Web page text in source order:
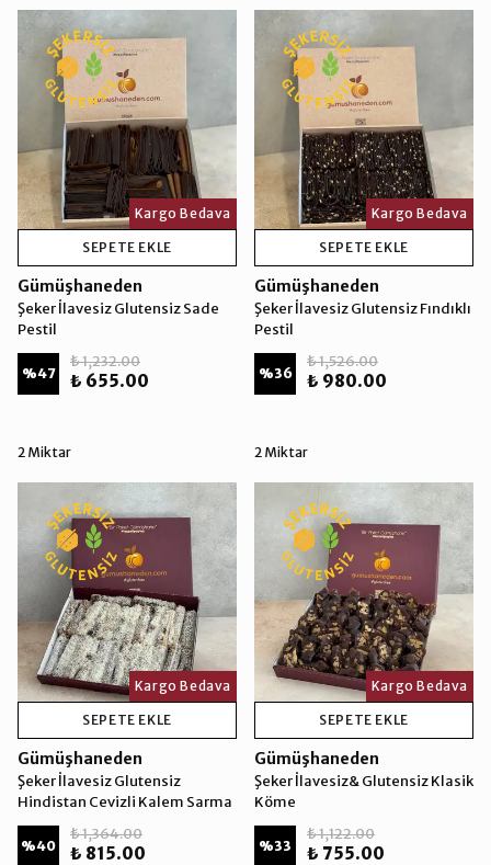
Kargo Bedava
SEPETE EKLE
Gümüşhaneden
Şeker İlavesiz Glutensiz Sade
Pestil
%47
₺ 1,232.00
₺ 655.00
2 Miktar
Kargo Bedava
SEPETE EKLE
Gümüşhaneden
Şeker İlavesiz Glutensiz Fındıklı
Pestil
%36
₺ 1,526.00
₺ 980.00
2 Miktar
Kargo Bedava
SEPETE EKLE
Gümüşhaneden
Şeker İlavesiz Glutensiz
Hindistan Cevizli Kalem Sarma
%40
₺ 1,364.00
₺ 815.00
Kargo Bedava
SEPETE EKLE
Gümüşhaneden
Şeker İlavesiz& Glutensiz Klasik
Köme
%33
₺ 1,122.00
₺ 755.00